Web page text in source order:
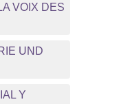
VOIX DES
UND
Y